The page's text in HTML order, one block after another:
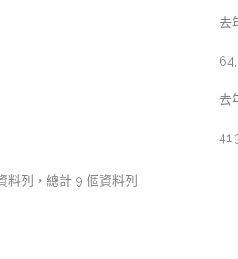
去
去
料列，總計 9 個資料列